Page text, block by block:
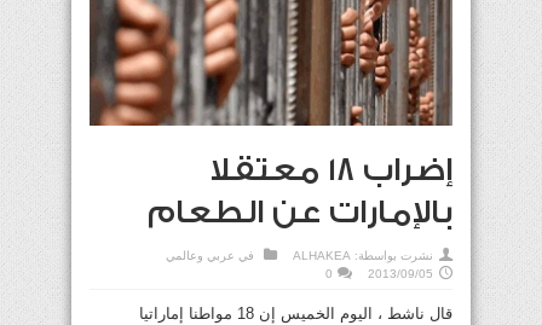
إضراب 18 معتقلا
بالإمارات عن الطعام
نشرت بواسطة: ALHAKEA في عربي وعالمي
2013/09/05
0
قال ناشط ، اليوم الخميس إن 18 مواطنا إماراتيا